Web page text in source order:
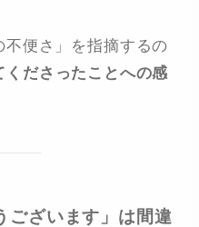
便さ」を指摘するの
くださったことへの感
ございます」は間違